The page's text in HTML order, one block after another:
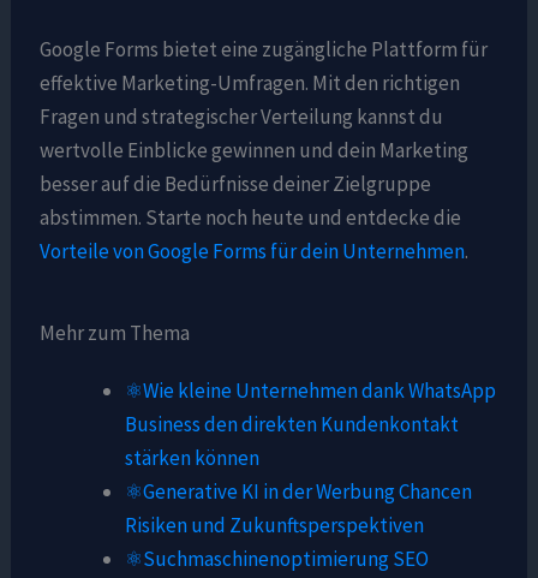
Google Forms bietet eine zugängliche Plattform für
effektive Marketing-Umfragen. Mit den richtigen
Fragen und strategischer Verteilung kannst du
wertvolle Einblicke gewinnen und dein Marketing
besser auf die Bedürfnisse deiner Zielgruppe
abstimmen. Starte noch heute und entdecke die
Vorteile von Google Forms für dein Unternehmen.
Mehr zum Thema
⚛️Wie kleine Unternehmen dank WhatsApp
Business den direkten Kundenkontakt
stärken können
⚛️Generative KI in der Werbung Chancen
Risiken und Zukunftsperspektiven
⚛️Suchmaschinenoptimierung SEO